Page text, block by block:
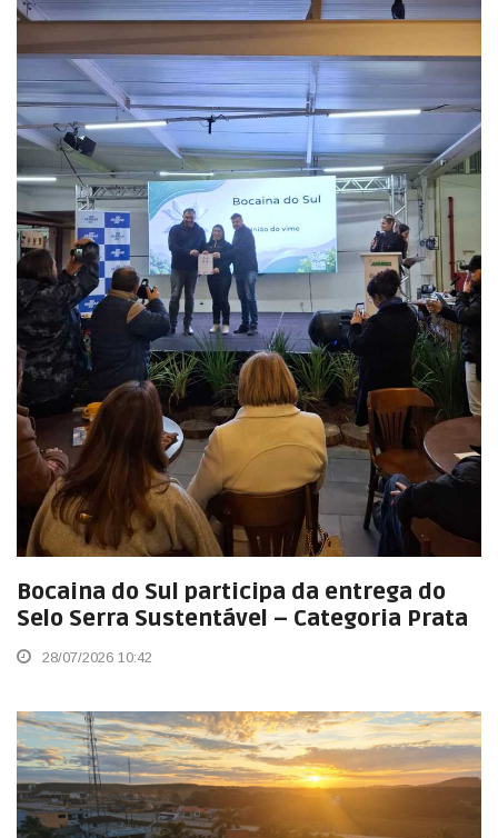
Bocaina do Sul participa da entrega do
Selo Serra Sustentável – Categoria Prata
28/07/2026 10:42